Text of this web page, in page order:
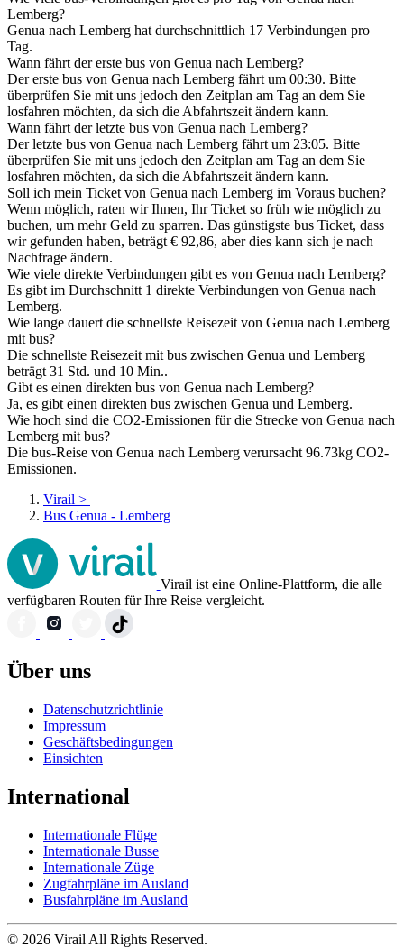
Lemberg?
Genua nach Lemberg hat durchschnittlich 17 Verbindungen pro
Tag.
Wann fährt der erste bus von Genua nach Lemberg?
Der erste bus von Genua nach Lemberg fährt um 00:30. Bitte
überprüfen Sie mit uns jedoch den Zeitplan am Tag an dem Sie
losfahren möchten, da sich die Abfahrtszeit ändern kann.
Wann fährt der letzte bus von Genua nach Lemberg?
Der letzte bus von Genua nach Lemberg fährt um 23:05. Bitte
überprüfen Sie mit uns jedoch den Zeitplan am Tag an dem Sie
losfahren möchten, da sich die Abfahrtszeit ändern kann.
Soll ich mein Ticket von Genua nach Lemberg im Voraus buchen?
Wenn möglich, raten wir Ihnen, Ihr Ticket so früh wie möglich zu
buchen, um mehr Geld zu sparren. Das günstigste bus Ticket, dass
wir gefunden haben, beträgt € 92,86, aber dies kann sich je nach
Nachfrage ändern.
Wie viele direkte Verbindungen gibt es von Genua nach Lemberg?
Es gibt im Durchschnitt 1 direkte Verbindungen von Genua nach
Lemberg.
Wie lange dauert die schnellste Reisezeit von Genua nach Lemberg
mit bus?
Die schnellste Reisezeit mit bus zwischen Genua und Lemberg
beträgt 31 Std. und 10 Min..
Gibt es einen direkten bus von Genua nach Lemberg?
Ja, es gibt einen direkten bus zwischen Genua und Lemberg.
Wie hoch sind die CO2-Emissionen für die Strecke von Genua nach
Lemberg mit bus?
Die bus-Reise von Genua nach Lemberg verursacht 96.73kg CO2-
Emissionen.
Virail >
Bus Genua - Lemberg
Virail ist eine Online-Plattform, die alle
verfügbaren Routen für Ihre Reise vergleicht.
Über uns
Datenschutzrichtlinie
Impressum
Geschäftsbedingungen
Einsichten
International
Internationale Flüge
Internationale Busse
Internationale Züge
Zugfahrpläne im Ausland
Busfahrpläne im Ausland
© 2026 Virail All Rights Reserved.